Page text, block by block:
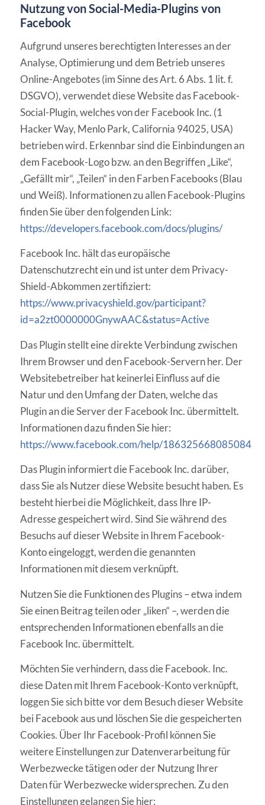
Nutzung von Social-Media-Plugins von
Facebook
Aufgrund unseres berechtigten Interesses an der
Analyse, Optimierung und dem Betrieb unseres
Online-Angebotes (im Sinne des Art. 6 Abs. 1 lit. f.
DSGVO), verwendet diese Website das Facebook-
Social-Plugin, welches von der Facebook Inc. (1
Hacker Way, Menlo Park, California 94025, USA)
betrieben wird. Erkennbar sind die Einbindungen an
dem Facebook-Logo bzw. an den Begriffen „Like“,
„Gefällt mir“, „Teilen“ in den Farben Facebooks (Blau
und Weiß). Informationen zu allen Facebook-Plugins
finden Sie über den folgenden Link:
https://developers.facebook.com/docs/plugins/
Facebook Inc. hält das europäische
Datenschutzrecht ein und ist unter dem Privacy-
Shield-Abkommen zertifiziert:
https://www.privacyshield.gov/participant?
id=a2zt0000000GnywAAC&status=Active
Das Plugin stellt eine direkte Verbindung zwischen
Ihrem Browser und den Facebook-Servern her. Der
Websitebetreiber hat keinerlei Einfluss auf die
Natur und den Umfang der Daten, welche das
Plugin an die Server der Facebook Inc. übermittelt.
Informationen dazu finden Sie hier:
https://www.facebook.com/help/186325668085084
Das Plugin informiert die Facebook Inc. darüber,
dass Sie als Nutzer diese Website besucht haben. Es
besteht hierbei die Möglichkeit, dass Ihre IP-
Adresse gespeichert wird. Sind Sie während des
Besuchs auf dieser Website in Ihrem Facebook-
Konto eingeloggt, werden die genannten
Informationen mit diesem verknüpft.
Nutzen Sie die Funktionen des Plugins – etwa indem
Sie einen Beitrag teilen oder „liken“ –, werden die
entsprechenden Informationen ebenfalls an die
Facebook Inc. übermittelt.
Möchten Sie verhindern, dass die Facebook. Inc.
diese Daten mit Ihrem Facebook-Konto verknüpft,
loggen Sie sich bitte vor dem Besuch dieser Website
bei Facebook aus und löschen Sie die gespeicherten
Cookies. Über Ihr Facebook-Profil können Sie
weitere Einstellungen zur Datenverarbeitung für
Werbezwecke tätigen oder der Nutzung Ihrer
Daten für Werbezwecke widersprechen. Zu den
Einstellungen gelangen Sie hier: